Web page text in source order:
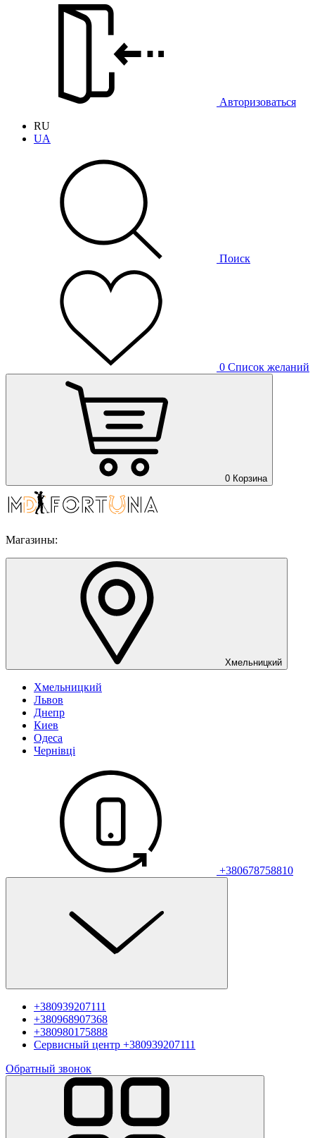
Авторизоваться
RU
UA
Поиск
0 Список желаний
0 Корзина
Магазины:
Хмельницкий
Хмельницкий
Львов
Днепр
Киев
Одеса
Чернівці
+380678758810
+380939207111
+380968907368
+380980175888
Сервисный центр +380939207111
Обратный звонок